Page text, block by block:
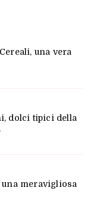
una vera
dolci tipici della
meravigliosa